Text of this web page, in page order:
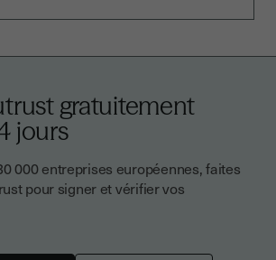
gratuitement
jours
000 entreprises européennes, faites
pour signer et vérifier vos